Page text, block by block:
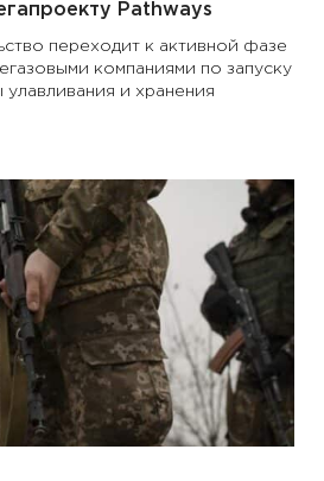
Pathways
переходит к активной фазе
компаниями по запуску
и хранения